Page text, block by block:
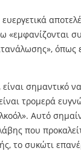
«εμφανίζονται
όπως
σημαντικό
τρομερά
Αυτό
που
το συκώτι